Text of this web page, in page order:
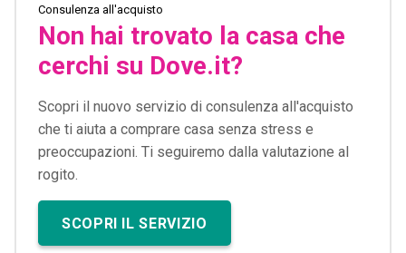
Consulenza all'acquisto
Non hai trovato la casa che
cerchi su Dove.it?
Scopri il nuovo servizio di consulenza all'acquisto
che ti aiuta a comprare casa senza stress e
preoccupazioni. Ti seguiremo dalla valutazione al
rogito.
SCOPRI IL SERVIZIO